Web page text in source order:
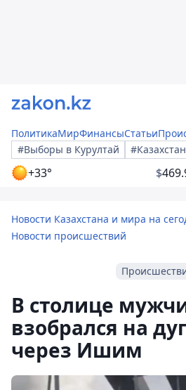
ПолитикаМирФинансыСтатьи
#Выборы в Курултай
+33° $
Новости Казахстана и мира на
Новости происшествий
В столице
взобрался на
через Ишим